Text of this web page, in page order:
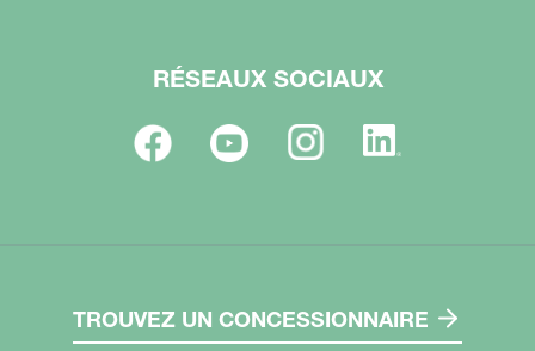
RÉSEAUX SOCIAUX
TROUVEZ UN CONCESSIONNAIRE